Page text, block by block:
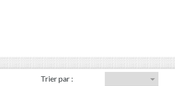
Trier par : 